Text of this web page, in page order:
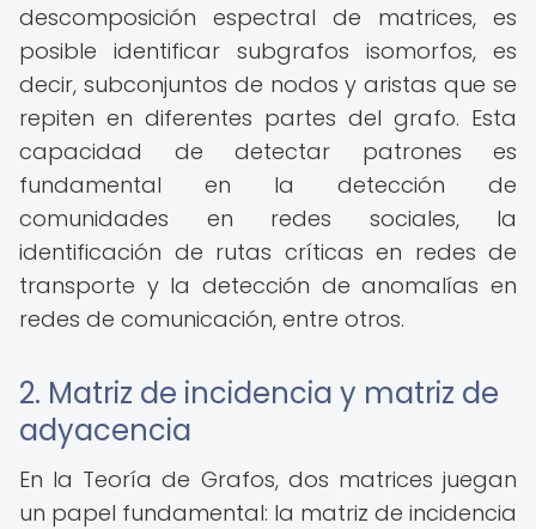
descomposición espectral de matrices, es
posible identificar subgrafos isomorfos, es
decir, subconjuntos de nodos y aristas que se
repiten en diferentes partes del grafo. Esta
capacidad de detectar patrones es
fundamental en la detección de
comunidades en redes sociales, la
identificación de rutas críticas en redes de
transporte y la detección de anomalías en
redes de comunicación, entre otros.
2. Matriz de incidencia y matriz de
adyacencia
En la Teoría de Grafos, dos matrices juegan
un papel fundamental: la matriz de incidencia